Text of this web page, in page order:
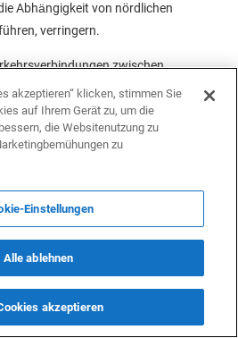
Abhängigkeit von nördlichen
verringern.
zwischen
und der Förderung einer
in die türkische Welt
Ländern ein
Europa bieten. Er steht
akzeptieren“ klicken, stimmen Sie
auf Ihrem Gerät zu, um die
die Websitenutzung zu
zu
Einstellungen
Alle ablehnen
akzeptieren